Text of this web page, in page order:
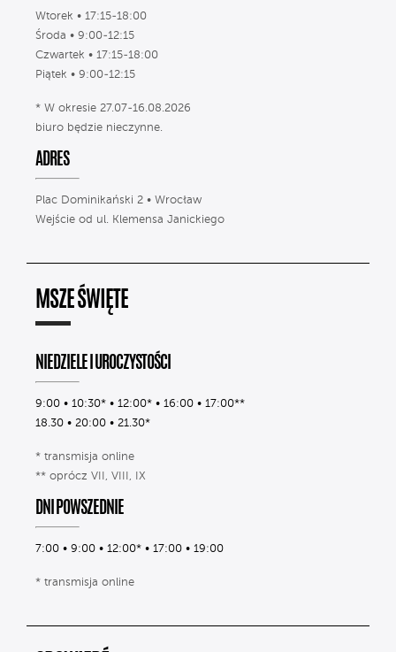
Wtorek • 17:15-18:00
Środa • 9:00-12:15
Czwartek • 17:15-18:00
Piątek • 9:00-12:15
* W okresie 27.07-16.08.2026
biuro będzie nieczynne.
ADRES
Plac Dominikański 2 • Wrocław
Wejście od ul. Klemensa Janickiego
MSZE ŚWIĘTE
NIEDZIELE I UROCZYSTOŚCI
9:00 • 10:30* • 12:00* • 16:00 • 17:00**
18.30 • 20:00 • 21.30*
* transmisja online
** oprócz VII, VIII, IX
DNI POWSZEDNIE
7:00 • 9:00 • 12:00* • 17:00 • 19:00
* transmisja online